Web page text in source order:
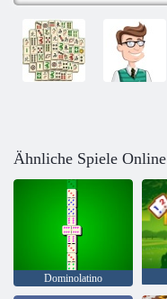
Ähnliche Spiele Online
Dominolatino